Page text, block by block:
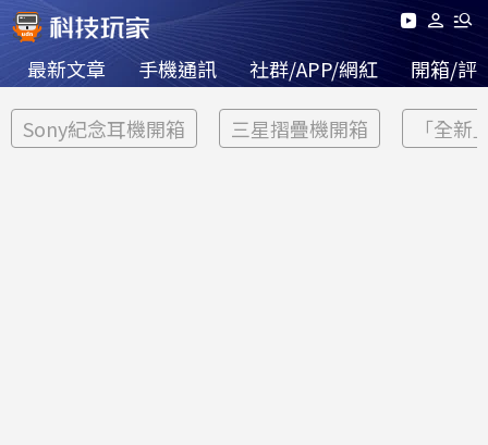
最新文章 手機通訊 社群/APP/網紅 開箱/評
Sony紀念耳機開箱 三星摺疊機開箱 「全新